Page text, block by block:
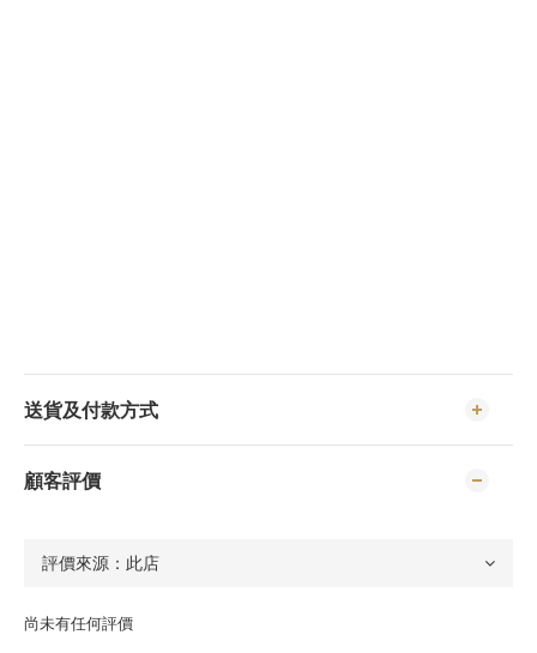
送貨及付款方式
顧客評價
尚未有任何評價